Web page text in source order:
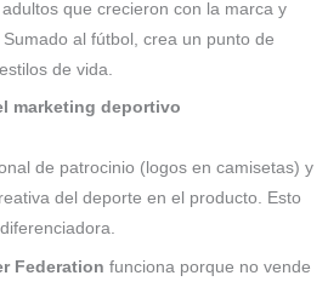
que crecieron con la marca y
al fútbol, crea un punto de
de vida.
marketing deportivo
de patrocinio (logos en camisetas) y
del deporte en el producto. Esto
Federation funciona porque no vende